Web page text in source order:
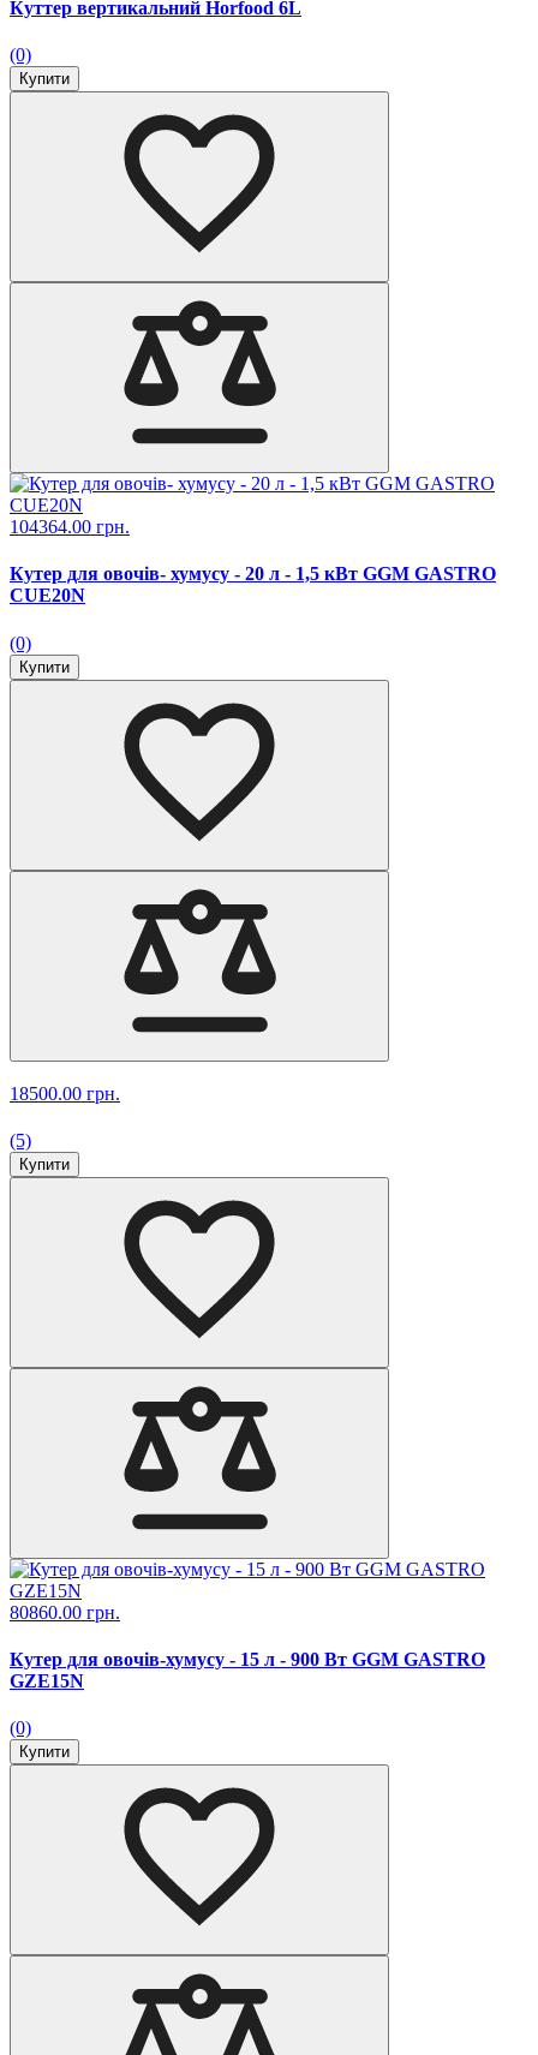
Куттер вертикальний Horfood 6L
(0)
Купити
104364.00 грн.
Кутер для овочів- хумусу - 20 л - 1,5 кВт GGM GASTRO
CUE20N
(0)
Купити
18500.00 грн.
(5)
Купити
80860.00 грн.
Кутер для овочів-хумусу - 15 л - 900 Вт GGM GASTRO
GZE15N
(0)
Купити